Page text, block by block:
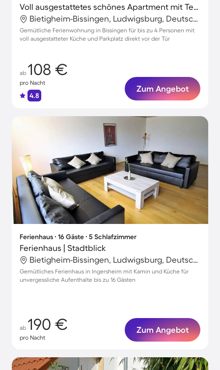
Voll ausgestattetes schönes Apartment mit Terrasse | Gartenblick | Perfekt für die Arbeit von Zuhause
Bietigheim-Bissingen, Ludwigsburg, Deutschland
Gemütliche Ferienwohnung in Bissingen für bis zu 4 Personen mit
voll ausgestatteter Küche und Parkplatz direkt vor der Tür
ab 108 €
pro Nacht
4.8
Zum Angebot
Ferienhaus ∙ 16 Gäste ∙ 5 Schlafzimmer
Ferienhaus | Stadtblick
Bietigheim-Bissingen, Ludwigsburg, Deutschland
Gemütliches Ferienhaus in Ingersheim mit Kamin und Küche für
unvergessliche Aufenthalte bis zu 16 Gästen
ab 190 €
pro Nacht
Zum Angebot